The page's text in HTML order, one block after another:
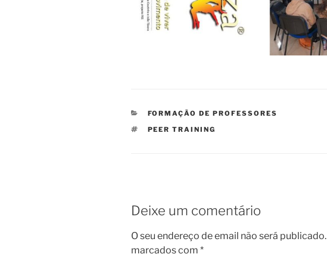
CATEGORIAS
FORMAÇÃO DE PROFESSORES
ETIQUETAS
PEER TRAINING
Deixe um comentário
O seu endereço de email não será publicado.
marcados com *